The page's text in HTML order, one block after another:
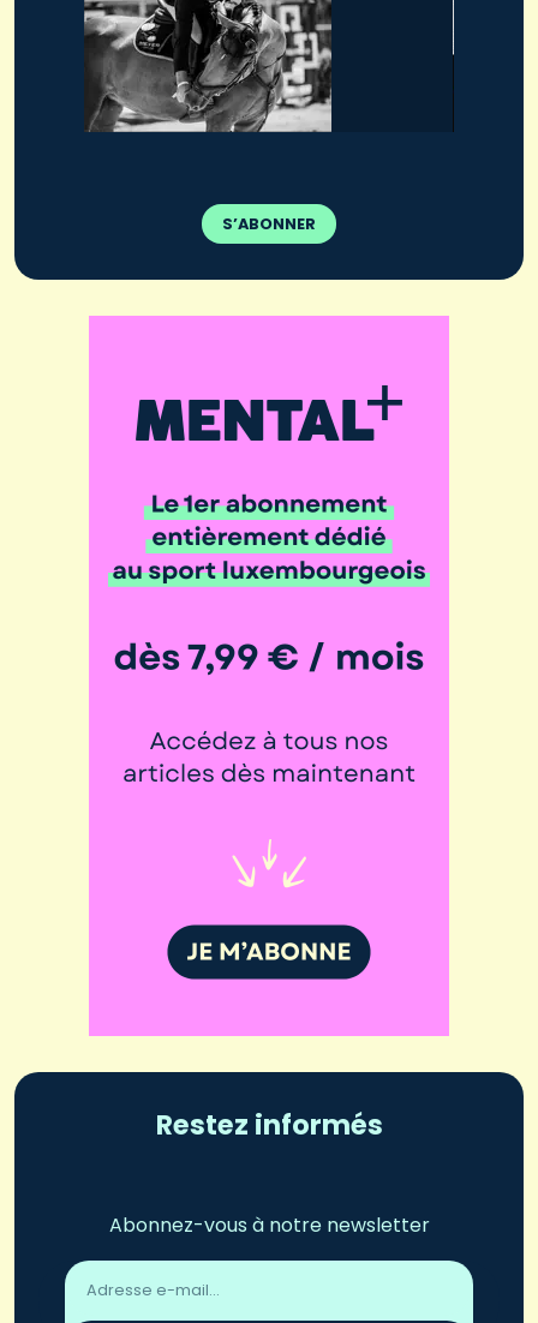
S’ABONNER
Restez informés
Abonnez-vous à notre newsletter
Adresse
email